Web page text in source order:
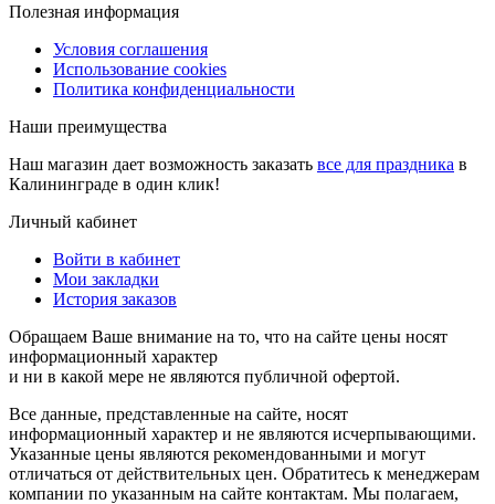
Полезная информация
Условия соглашения
Использование cookies
Политика конфиденциальности
Наши преимущества
Наш магазин дает возможность заказать все для праздника в
Калининграде в один клик!
Личный кабинет
Войти в кабинет
Мои закладки
История заказов
Обращаем Ваше внимание на то, что на сайте цены носят
информационный характер
и ни в какой мере не являются публичной офертой.
Все данные, представленные на сайте, носят
информационный характер и не являются исчерпывающими.
Указанные цены являются рекомендованными и могут
отличаться от действительных цен. Обратитесь к менеджерам
компании по указанным на сайте контактам. Мы полагаем,